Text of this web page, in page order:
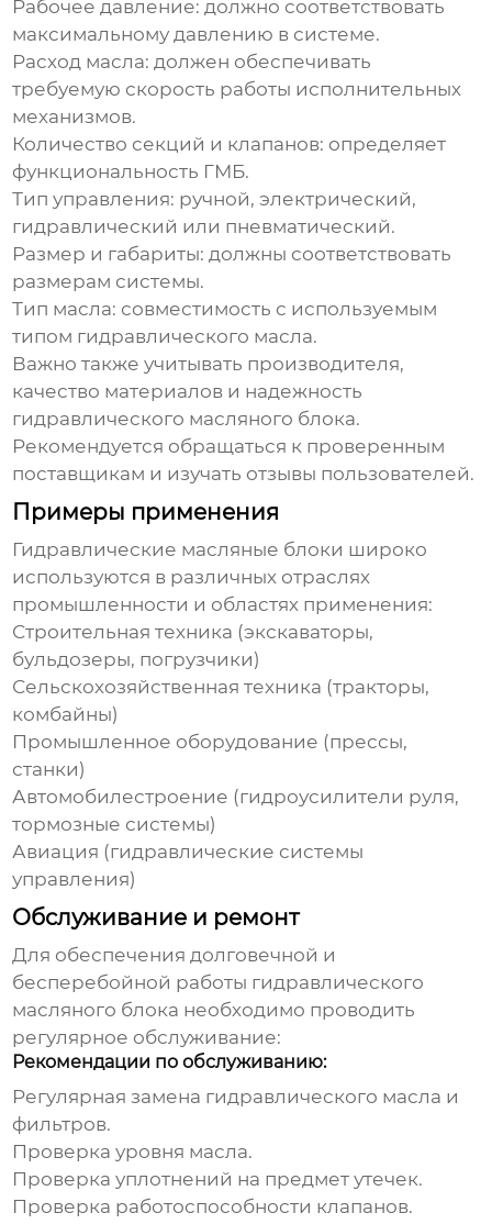
Рабочее давление: должно соответствовать
максимальному давлению в системе.
Расход масла: должен обеспечивать
требуемую скорость работы исполнительных
механизмов.
Количество секций и клапанов: определяет
функциональность ГМБ.
Тип управления: ручной, электрический,
гидравлический или пневматический.
Размер и габариты: должны соответствовать
размерам системы.
Тип масла: совместимость с используемым
типом гидравлического масла.
Важно также учитывать производителя,
качество материалов и надежность
гидравлического масляного блока.
Рекомендуется обращаться к проверенным
поставщикам и изучать отзывы пользователей.
Примеры применения
Гидравлические масляные блоки широко
используются в различных отраслях
промышленности и областях применения:
Строительная техника (экскаваторы,
бульдозеры, погрузчики)
Сельскохозяйственная техника (тракторы,
комбайны)
Промышленное оборудование (прессы,
станки)
Автомобилестроение (гидроусилители руля,
тормозные системы)
Авиация (гидравлические системы
управления)
Обслуживание и ремонт
Для обеспечения долговечной и
бесперебойной работы гидравлического
масляного блока необходимо проводить
регулярное обслуживание:
Рекомендации по обслуживанию:
Регулярная замена гидравлического масла и
фильтров.
Проверка уровня масла.
Проверка уплотнений на предмет утечек.
Проверка работоспособности клапанов.